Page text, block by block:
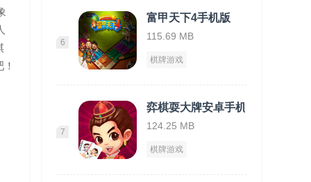
6
富甲天下4手机版
115.69 MB
棋牌游戏
7
弈棋耍大牌安卓手机版
124.25 MB
棋牌游戏